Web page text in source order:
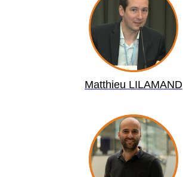
Matthieu LILAMAND